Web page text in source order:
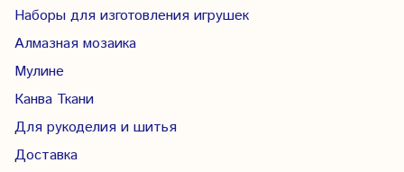
Наборы для изготовления игрушек
Алмазная мозаика
Мулине
Канва Ткани
Для рукоделия и шитья
Доставка